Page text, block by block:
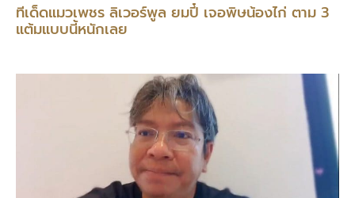
ทีเด็ดแมวเพชร ลิเวอร์พูล ยมปี๋ เจอพิษน้องไก่ ตาม 3
แต้มแบบนี้หนักเลย